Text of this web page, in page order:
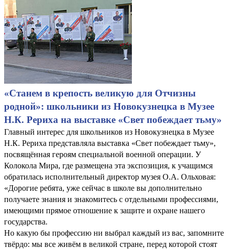
«Станем в крепость великую для Отчизны
родной»: школьники из Новокузнецка в Музее
Н.К. Рериха на выставке «Свет побеждает тьму»
Главный интерес для школьников из Новокузнецка в Музее
Н.К. Рериха представляла выставка «Свет побеждает тьму»,
посвящённая героям специальной военной операции. У
Колокола Мира, где размещена эта экспозиция, к учащимся
обратилась исполнительный директор музея О.А. Ольховая:
«Дорогие ребята, уже сейчас в школе вы дополнительно
получаете знания и знакомитесь с отдельными профессиями,
имеющими прямое отношение к защите и охране нашего
государства.
Но какую бы профессию ни выбрал каждый из вас, запомните
твёрдо: мы все живём в великой стране, перед которой стоят